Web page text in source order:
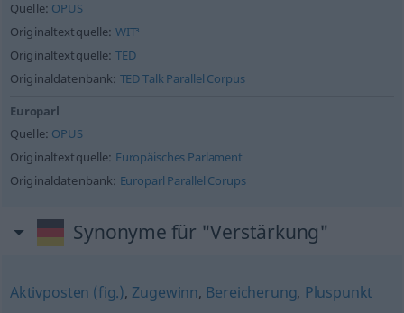
Quelle: OPUS
Originaltextquelle: WIT³
Originaltextquelle: TED
Originaldatenbank: TED Talk Parallel Corpus
Europarl
Quelle: OPUS
Originaltextquelle: Europäisches Parlament
Originaldatenbank: Europarl Parallel Corups
Synonyme für "Verstärkung"
Aktivposten (fig.), Zugewinn, Bereicherung, Pluspunkt